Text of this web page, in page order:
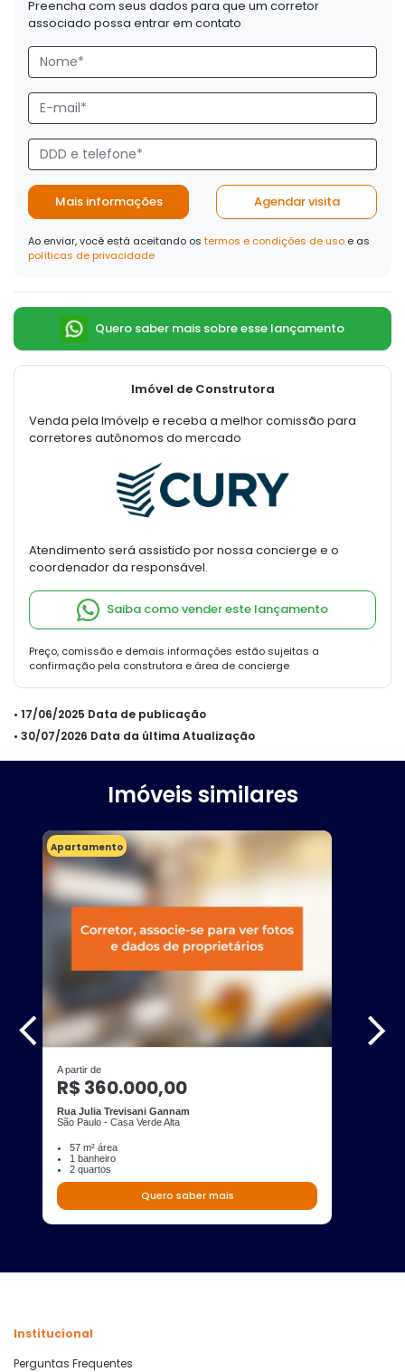
Preencha com seus dados para que um corretor
associado possa entrar em contato
Mais informações Agendar visita
Ao enviar, você está aceitando os termos e condições de uso e as
políticas de privacidade
Quero saber mais sobre esse lançamento
Imóvel de Construtora
Venda pela Imóvelp e receba a melhor comissão para
corretores autônomos do mercado
Atendimento será assistido por nossa concierge e o
coordenador da responsável.
Saiba como vender este lançamento
Preço, comissão e demais informações estão sujeitas a
confirmação pela construtora e área de concierge
• 17/06/2025 Data de publicação
• 30/07/2026 Data da última Atualização
Imóveis similares
Apartamento
A partir de
R$ 360.000,00
Rua Julia Trevisani Gannam
São Paulo - Casa Verde Alta
57 m² área
1 banheiro
2 quartos
Quero saber mais
Institucional
Perguntas Frequentes